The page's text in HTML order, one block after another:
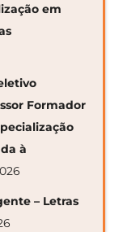
em
Formador
à
– Letras